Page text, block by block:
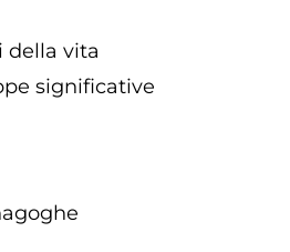
della vita
significative